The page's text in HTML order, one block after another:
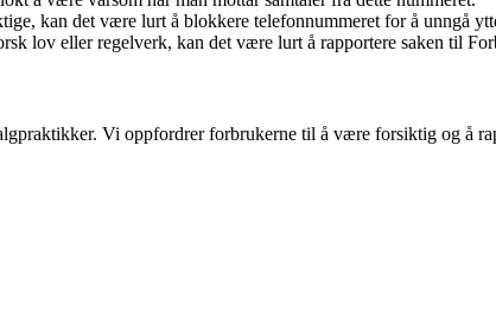
kan det være lurt å blokkere telefonnummeret for å unngå
lov eller regelverk, kan det være lurt å rapportere saken til
Vi oppfordrer forbrukerne til å være forsiktig og å